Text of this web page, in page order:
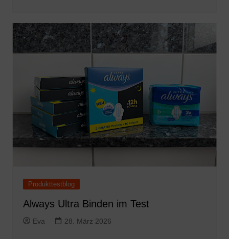
Produkttestblog
Always Ultra Binden im Test
Eva 28. März 2026